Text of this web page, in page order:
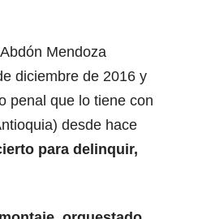
Mendoza
diciembre de 2016 y
penal que lo tiene con
desde hace
para delinquir,